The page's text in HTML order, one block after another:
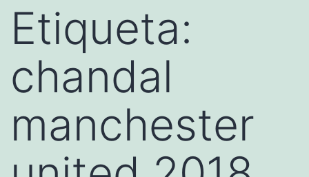
Etiqueta:
chandal
manchester